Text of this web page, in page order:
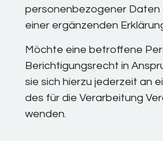
personenbezogener
einer ergänzenden
Möchte eine betroffene
Berichtigungsrecht in
sie sich hierzu jederzeit an
des für die Verarbeitung
wenden.